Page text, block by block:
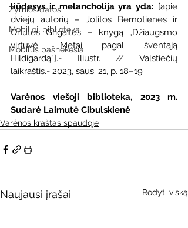
Žymios datos
Mobilioji biblioteka
Mobilūs pašnekesiai
liūdesys ir melancholija yra yda: [apie
dviejų autorių – Jolitos Bernotienės ir
Onutės Grigaitės – knygą „Džiaugsmo
virtuvė. Metai pagal šventąją
Hildigardą“].- Iliustr. // Valstiečių
laikraštis.- 2023, saus. 21, p. 18–19
Varėnos viešoji biblioteka, 2023 m.
Sudarė Laimutė Cibulskienė
Varėnos kraštas spaudoje
Naujausi įrašai Rodyti viską